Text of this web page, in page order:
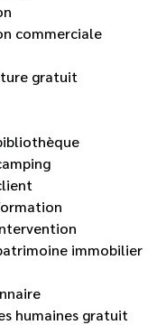
commerciale
gratuit
immobilier
humaines gratuit